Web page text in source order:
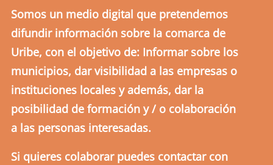
Somos un medio digital que pretendemos
difundir información sobre la comarca de
Uribe, con el objetivo de: Informar sobre los
municipios, dar visibilidad a las empresas o
instituciones locales y además, dar la
posibilidad de formación y / o colaboración
a las personas interesadas.
Si quieres colaborar puedes contactar con